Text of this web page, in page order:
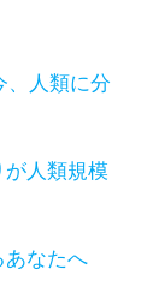
人類に分
人類規模
なたへ